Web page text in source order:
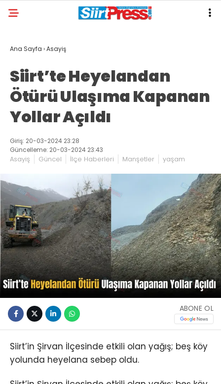
Ana Sayfa ›Asayiş
Siirt’te Heyelandan
Ötürü Ulaşıma Kapanan
Yollar Açıldı
Giriş: 20-03-2024 23:28
Güncelleme: 20-03-2024 23:43
Asayiş Güncel İlçe Haberleri Manşetler yaşam
ABONE OL
Siirt’in Şirvan İlçesinde etkili olan yağış; beş köy
yolunda heyelana sebep oldu.